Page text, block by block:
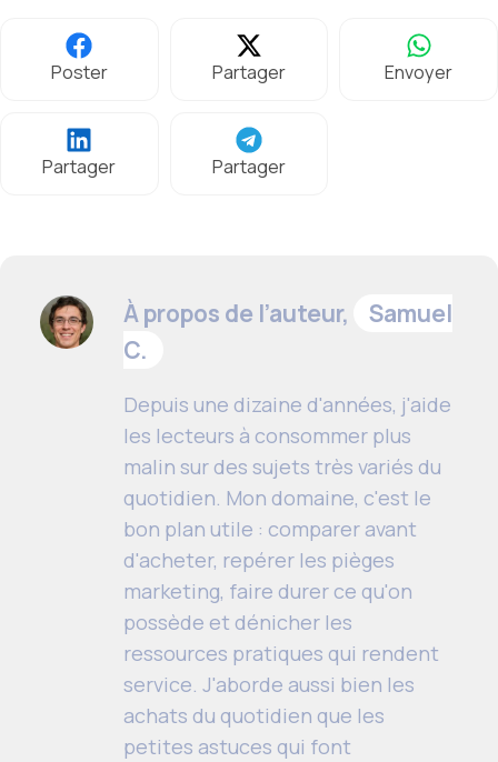
Poster Partager Envoyer
Partager Partager
À propos de l’auteur,
Samuel
C.
Depuis une dizaine d'années, j'aide
les lecteurs à consommer plus
malin sur des sujets très variés du
quotidien. Mon domaine, c'est le
bon plan utile : comparer avant
d'acheter, repérer les pièges
marketing, faire durer ce qu'on
possède et dénicher les
ressources pratiques qui rendent
service. J'aborde aussi bien les
achats du quotidien que les
petites astuces qui font